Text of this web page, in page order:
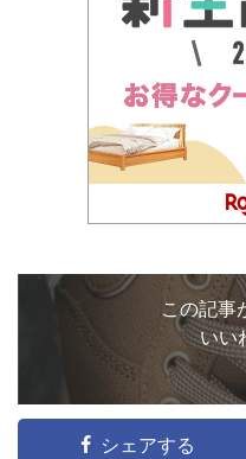
この記事
いい
シェアする